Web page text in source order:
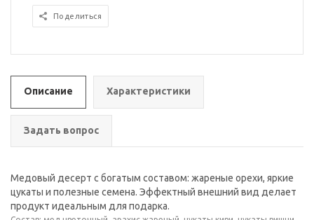
Поделиться
Описание Характеристики
Задать вопрос
Медовый десерт с богатым составом: жареные орехи, яркие
цукаты и полезные семена. Эффектный внешний вид делает
продукт идеальным для подарка.